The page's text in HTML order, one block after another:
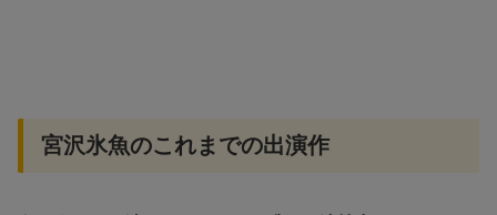
宮沢氷魚のこれまでの出演作